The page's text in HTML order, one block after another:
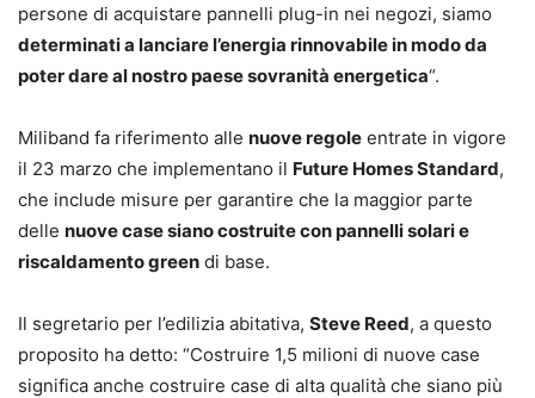
persone di acquistare pannelli plug-in nei negozi, siamo
determinati a lanciare l’energia rinnovabile in modo da
poter dare al nostro paese sovranità energetica“.
Miliband fa riferimento alle nuove regole entrate in vigore
il 23 marzo che implementano il Future Homes Standard,
che include misure per garantire che la maggior parte
delle nuove case siano costruite con pannelli solari e
riscaldamento green di base.
Il segretario per l’edilizia abitativa, Steve Reed, a questo
proposito ha detto: “Costruire 1,5 milioni di nuove case
significa anche costruire case di alta qualità che siano più